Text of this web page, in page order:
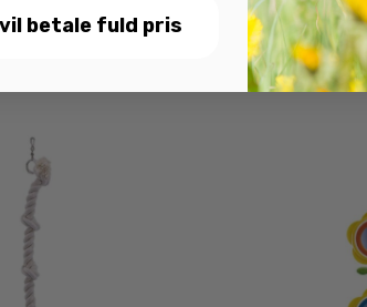
betale fuld pris